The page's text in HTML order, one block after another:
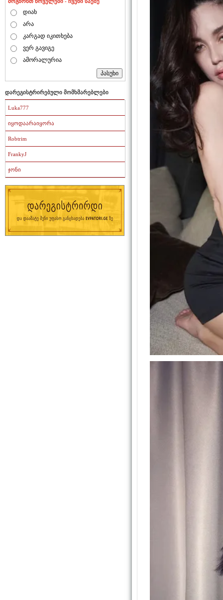
დიახ
არა
კარგად იკითხება
ვერ გავიგე
ამორალურია
დარეგისტრირებული მომხმარებლები
Luka777
იყოდაარაიყორა
Robtrim
FrankyJ
ჯონი